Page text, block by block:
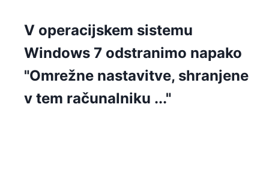
V operacijskem sistemu
Windows 7 odstranimo napako
"Omrežne nastavitve, shranjene
v tem računalniku ..."